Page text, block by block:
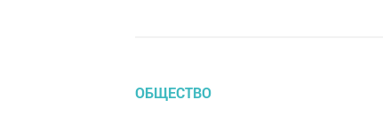
ОБЩЕСТВО